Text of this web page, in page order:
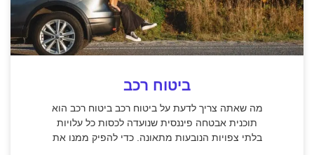
ביטוח רכב
מה שאתה צריך לדעת על ביטוח רכב ביטוח רכב הוא
תוכנית אבטחה פיננסית שנועדה לכסות כל עלויות
בלתי צפויות הנובעות מתאונה. כדי להפיק ממנו את